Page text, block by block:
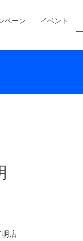
ペーン イベント
店